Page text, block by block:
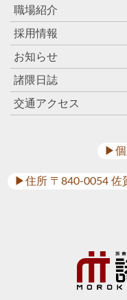
職場紹介
採用情報
お知らせ
諸隈日誌
交通アクセス
▶︎
▶︎住所 〒840-0054 佐